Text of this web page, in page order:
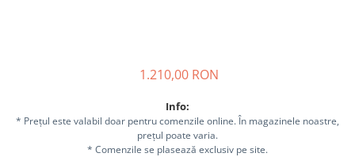
Accesorii articole de bucatarie
1.210,00 RON
Info:
* Prețul este valabil doar pentru comenzile online. În magazinele noastre,
prețul poate varia.
* Comenzile se plasează exclusiv pe site.